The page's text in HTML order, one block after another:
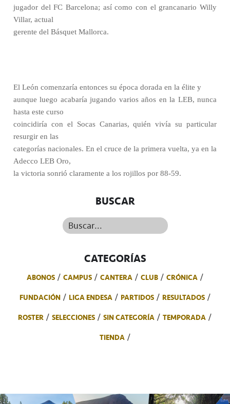
jugador del FC Barcelona; así como con el grancanario Willy
Villar, actual
gerente del Básquet Mallorca.
El León comenzaría entonces su época dorada en la élite y
aunque luego acabaría jugando varios años en la LEB, nunca
hasta este curso
coincidiría con el Socas Canarias, quién vivía su particular
resurgir en las
categorías nacionales. En el cruce de la primera vuelta, ya en la
Adecco LEB Oro,
la victoria sonrió claramente a los rojillos por 88-59.
BUSCAR
Buscar...
CATEGORÍAS
ABONOS CAMPUS CANTERA CLUB
CRÓNICA
FUNDACIÓN
LIGA ENDESA PARTIDOS
RESULTADOS
ROSTER
SELECCIONES SIN CATEGORÍA
TEMPORADA
TIENDA